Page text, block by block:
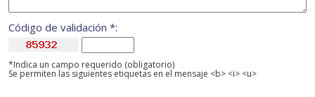
Código de validación *:
*Indica un campo requerido (obligatorio)
Se permiten las siguientes etiquetas en el mensaje <b> <i> <u>